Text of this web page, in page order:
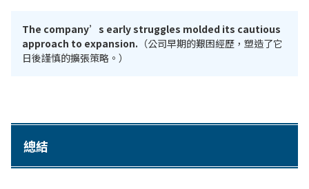
The company’s early struggles molded its cautious
approach to expansion. （公司早期的艱困經歷，塑造了它
日後謹慎的擴張策略。）
總結